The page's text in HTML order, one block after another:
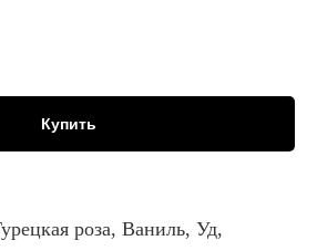
Купить
роза, Ваниль, Уд,